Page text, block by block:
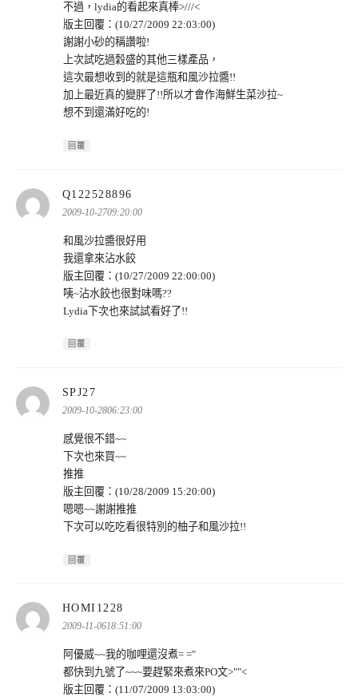
不過，lydia的看起來真棒>///<
版主回覆：(10/27/2009 22:03:00)
謝謝小砂的稱讚啦!
上次試吃過穀盛的其他三樣產品，
這次最想收到的就是這瓶和風沙拉醬!!
加上最近真的變胖了!!所以才會作海鮮生菜沙拉~
想不到還滿好吃的!
回覆
Q122528896
示:
2009-10-2709:20:00
和風沙拉醬很好用
我還拿來沾水餃
版主回覆：(10/27/2009 22:00:00)
咦~沾水餃也很對味嗎??
Lydia下次也來試試看好了!!
回覆
SPJ27
示:
2009-10-2806:23:00
感覺很不錯~~
下次也來買~~
推推
版主回覆：(10/28/2009 15:20:00)
嗯嗯~~謝謝推推
下次可以吃吃看很特別的柚子和風沙拉!!
回覆
HOMI1228
示:
2009-11-0618:51:00
阿優威~~我的咖哩還沒煮= ="
都快到九號了~~~要趕緊來煮來PO文>""<
版主回覆：(11/07/2009 13:03:00)